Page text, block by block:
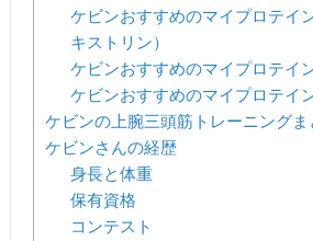
ケビンおすすめのマイプロテイ
キストリン）
ケビンおすすめのマイプロテイ
ケビンおすすめのマイプロテイ
ケビンの上腕三頭筋トレーニングま
ケビンさんの経歴
身長と体重
保有資格
コンテスト